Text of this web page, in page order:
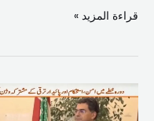
قراءة المزيد »
مرقص:
الدبلوماسية